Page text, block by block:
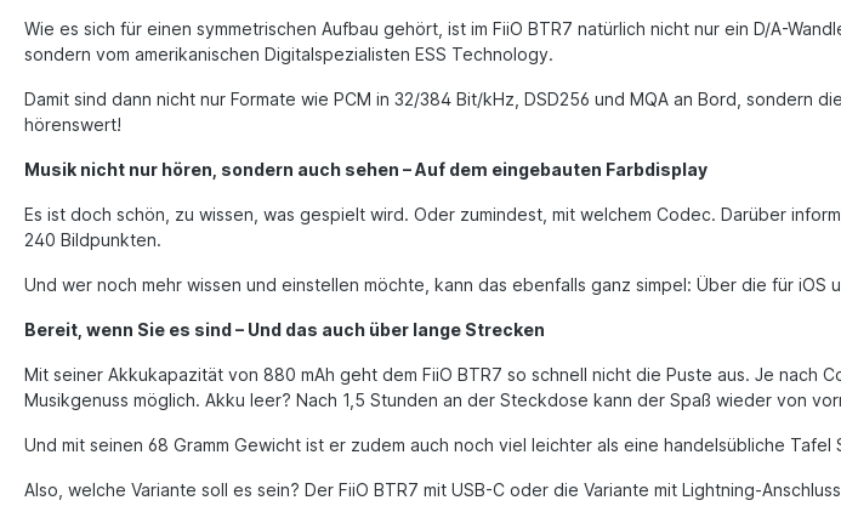
Wie es sich für einen symmetrischen Aufbau gehört, ist im FiiO BTR7 natürlich nicht nur ein D/A-
sondern vom amerikanischen Digitalspezialisten ESS Technology.
Damit sind dann nicht nur Formate wie PCM in 32/384 Bit/kHz, DSD256 und MQA an Bord,
hörenswert!
Musik nicht nur hören, sondern auch sehen – Auf dem eingebauten Farbdisplay
Es ist doch schön, zu wissen, was gespielt wird. Oder zumindest, mit welchem Codec. Darüber
240 Bildpunkten.
Und wer noch mehr wissen und einstellen möchte, kann das ebenfalls ganz simpel: Über die für iOS
Bereit, wenn Sie es sind – Und das auch über lange Strecken
Mit seiner Akkukapazität von 880 mAh geht dem FiiO BTR7 so schnell nicht die Puste aus. Je
Musikgenuss möglich. Akku leer? Nach 1,5 Stunden an der Steckdose kann der Spaß wieder von
Und mit seinen 68 Gramm Gewicht ist er zudem auch noch viel leichter als eine handelsübliche
Also, welche Variante soll es sein? Der FiiO BTR7 mit USB-C oder die Variante mit Lightning-